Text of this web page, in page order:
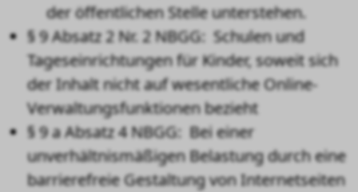
der öffentlichen Stelle unterstehen.
§ 9 Absatz 2 Nr. 2 NBGG: Schulen und
Tageseinrichtungen für Kinder, soweit sich
der Inhalt nicht auf wesentliche Online-
Verwaltungsfunktionen bezieht
§ 9 a Absatz 4 NBGG: Bei einer
unverhältnismäßigen Belastung durch eine
barrierefreie Gestaltung von Internetseiten